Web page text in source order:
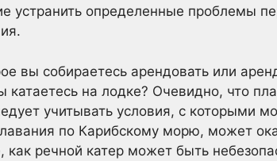
устранить определенные проблемы
вы собираетесь арендовать или
на лодке? Очевидно, что
учитывать условия, с которыми
по Карибскому морю, может
как речной катер может быть